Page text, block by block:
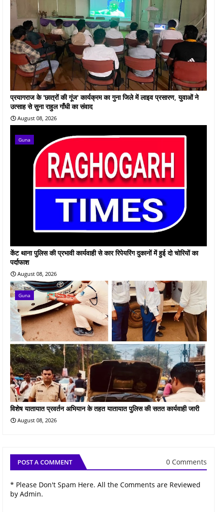
प्रयागराज के 'छात्रों की गूंज' कार्यक्रम का गुना जिले में लाइव प्रसारण, युवाओं ने
उत्साह से सुना राहुल गाँधी का संवाद
August 08, 2026
Guna
केंट थाना पुलिस की प्रभावी कार्यवाही से कार रिपेयरिंग दुकानों में हुई दो चोरियों का
पर्दाफाश
August 08, 2026
Guna
विशेष यातायात प्रवर्तन अभियान के तहत यातायात पुलिस की सतत कार्यवाही जारी
August 08, 2026
POST A COMMENT 0 Comments
* Please Don't Spam Here. All the Comments are Reviewed
by Admin.